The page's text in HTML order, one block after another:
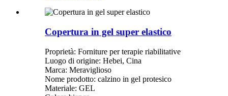
Copertura in gel super elastico
Proprietà: Forniture per terapie riabilitative
Luogo di origine: Hebei, Cina
Marca: Meraviglioso
Nome prodotto: calzino in gel protesico
Materiale: GEL